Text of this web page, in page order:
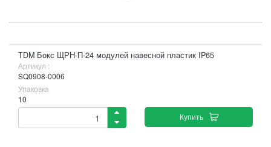
TDM Бокс ЩРН-П-24 модулей навесной пластик IP65
Артикул :
SQ0908-0006
Упаковка
10
Купить